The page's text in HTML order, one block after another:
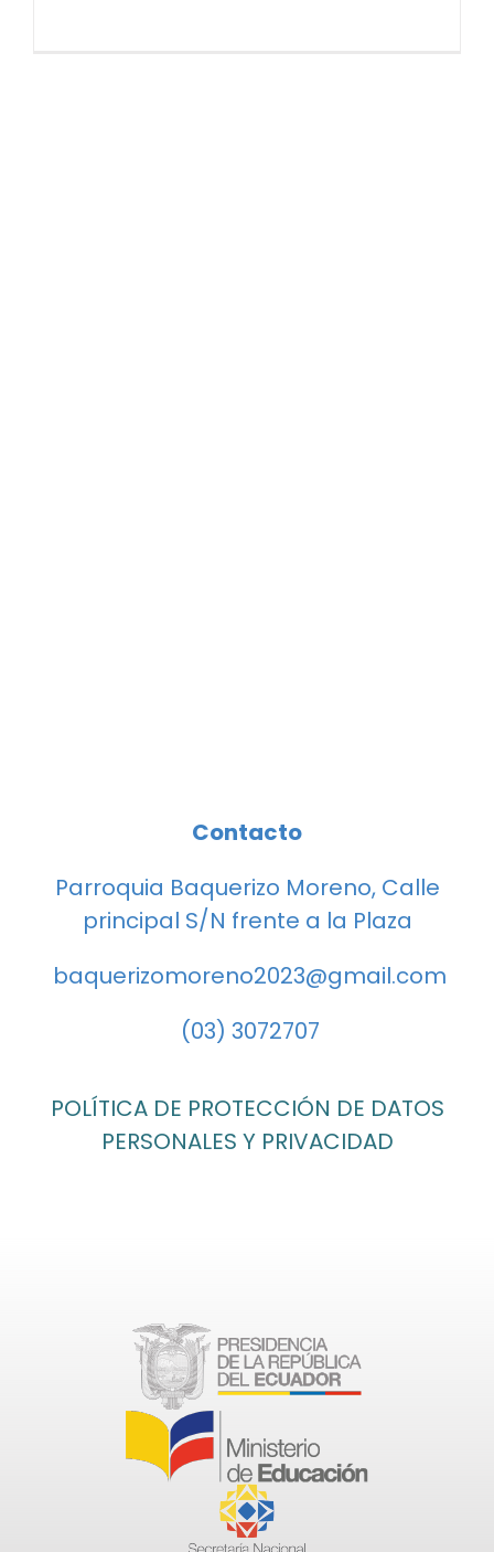
Contacto
Parroquia Baquerizo Moreno, Calle
principal S/N frente a la Plaza
baquerizomoreno2023@gmail.com
(03) 3072707
POLÍTICA DE PROTECCIÓN DE DATOS
PERSONALES Y PRIVACIDAD